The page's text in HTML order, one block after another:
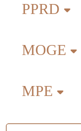
PPRD
MOGE
MPE